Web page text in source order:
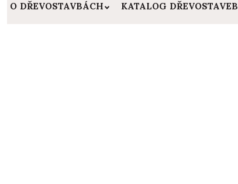
O DŘEVOSTAVBÁCH KATALOG DŘEVOSTAVEB